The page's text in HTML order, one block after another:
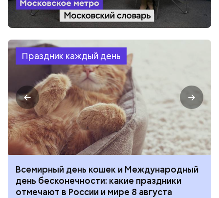
Праздник каждый день
Всемирный день кошек и Международный
день бесконечности: какие праздники
отмечают в России и мире 8 августа